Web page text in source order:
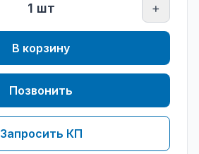
1 шт +
В корзину
Позвонить
Запросить КП